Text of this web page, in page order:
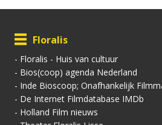
Floralis
- Floralis - Huis van cultuur
- Bios(coop) agenda Nederland
- Inde Bioscoop; Onafhankelijk
- De Internet Filmdatabase IMDb
- Holland Film nieuws